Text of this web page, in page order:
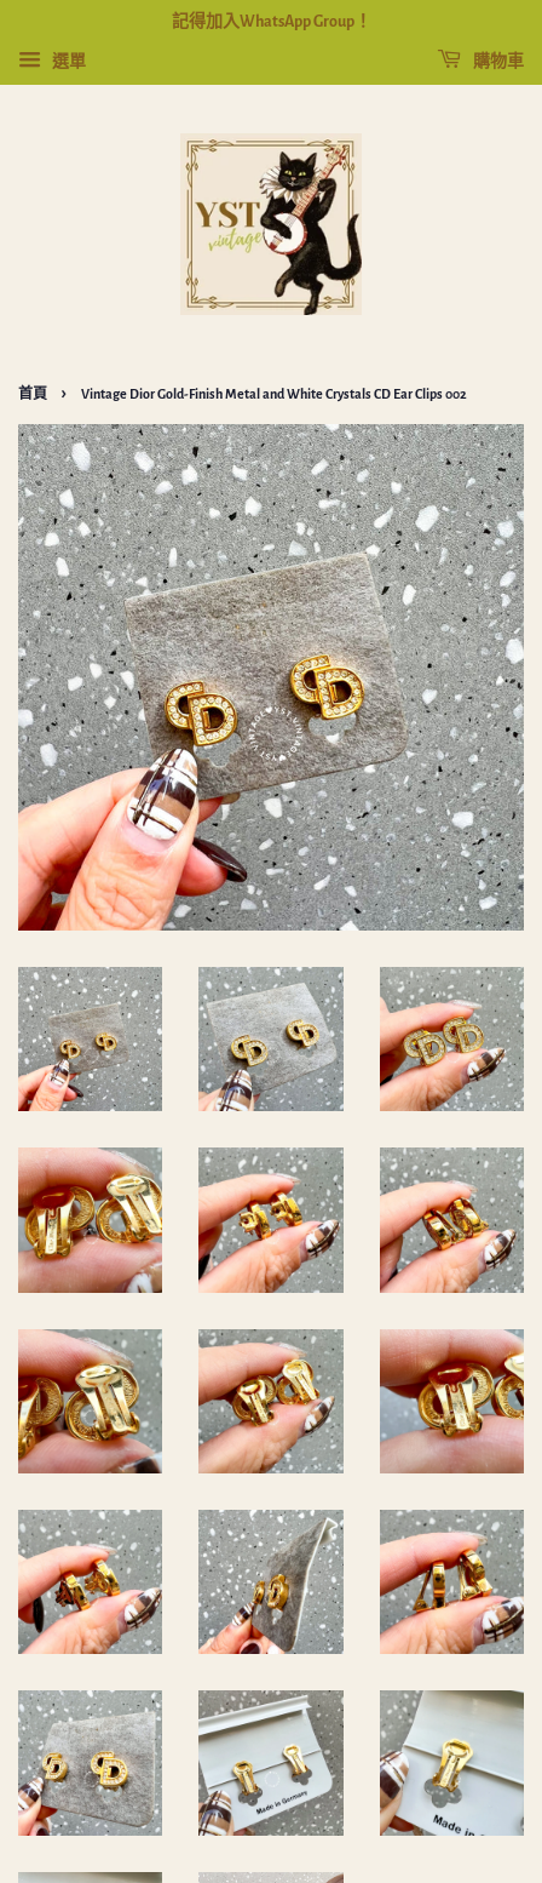
記得加入WhatsApp Group！
選單 購物車
首頁 › Vintage Dior Gold-Finish Metal and White Crystals CD Ear Clips 002